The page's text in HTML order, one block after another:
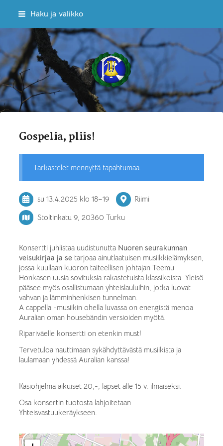
Siirry
sivun
sisältöön
Haku ja valikko
Sekakuoro Kulkuset ry
Gospelia, pliis!
Tarkastelet mennyttä tapahtumaa.
su 13.4.2025 klo 18–19 Riimi
Stoltinkatu 9, 20360 Turku
Konsertti juhlistaa uudistunutta Nuoren seurakunnan
veisukirjaa ja se tarjoaa ainutlaatuisen musiikkielämyksen,
jossa kuullaan kuoron taiteellisen johtajan Teemu
Honkasen uusia sovituksia rakastetuista klassikoista. Yleisö
pääsee myös osallistumaan yhteislauluihin, jotka luovat
vahvan ja lämminhenkisen tunnelman.
A cappella -musiikin ohella luvassa on energistä menoa
Auralian oman housebändin versioiden myötä.
Ripariväelle konsertti on etenkin must!
Tervetuloa nauttimaan sykähdyttävästä musiikista ja
laulamaan yhdessä Auralian kanssa!
Käsiohjelma aikuiset 20,-, lapset alle 15 v. ilmaiseksi.
Osa konsertin tuotosta lahjoitetaan
Yhteisvastuukeräykseen.